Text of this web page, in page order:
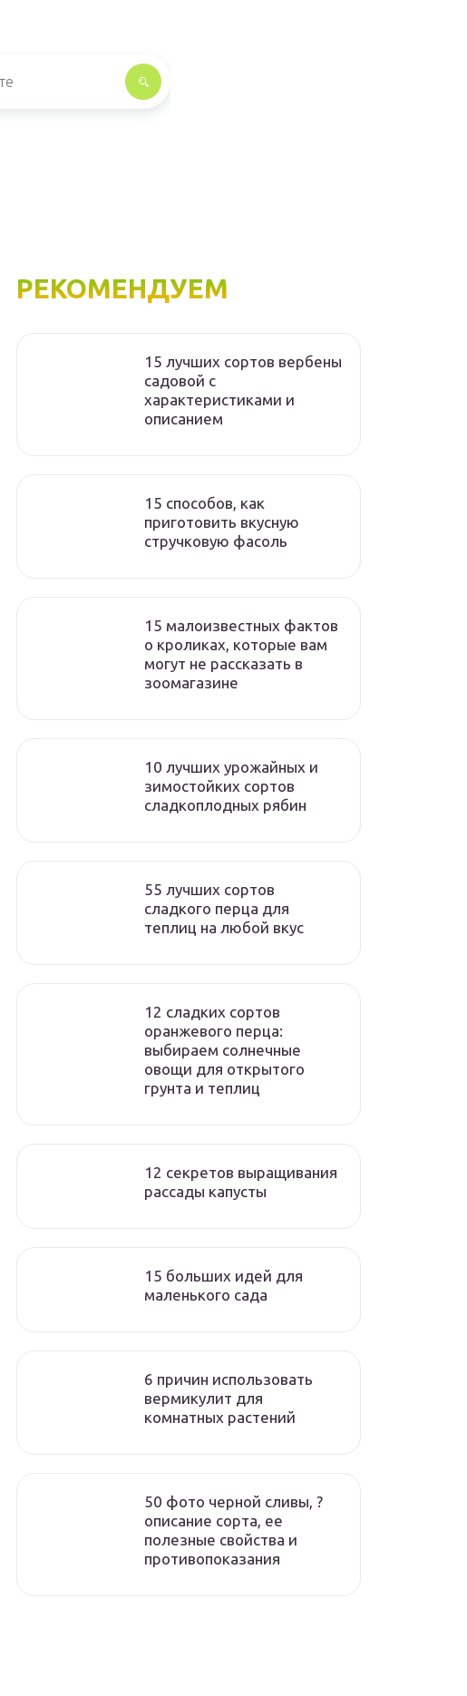
РЕКОМЕНДУЕМ
15 лучших сортов вербены
садовой с
характеристиками и
описанием
15 способов, как
приготовить вкусную
стручковую фасоль
15 малоизвестных фактов
о кроликах, которые вам
могут не рассказать в
зоомагазине
10 лучших урожайных и
зимостойких сортов
сладкоплодных рябин
55 лучших сортов
сладкого перца для
теплиц на любой вкус
12 сладких сортов
оранжевого перца:
выбираем солнечные
овощи для открытого
грунта и теплиц
12 секретов выращивания
рассады капусты
15 больших идей для
маленького сада
6 причин использовать
вермикулит для
комнатных растений
50 фото черной сливы, ?
описание сорта, ее
полезные свойства и
противопоказания